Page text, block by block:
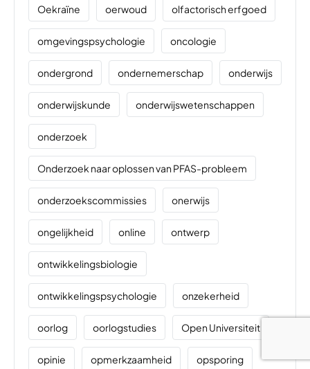
Oekraïne oerwoud olfactorisch erfgoed
omgevingspsychologie oncologie
ondergrond ondernemerschap onderwijs
onderwijskunde onderwijswetenschappen
onderzoek
Onderzoek naar oplossen van PFAS-probleem
onderzoekscommissies onerwijs
ongelijkheid online ontwerp
ontwikkelingsbiologie
ontwikkelingspsychologie onzekerheid
oorlog oorlogstudies Open Universiteit
opinie opmerkzaamheid opsporing